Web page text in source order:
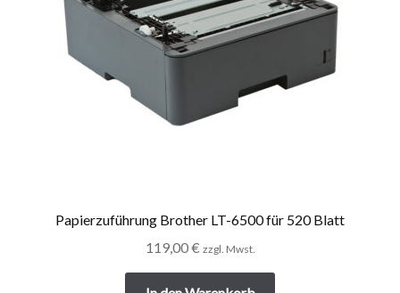
Papierzuführung Brother LT-6500 für 520 Blatt
119,00€ zzgl. Mwst.